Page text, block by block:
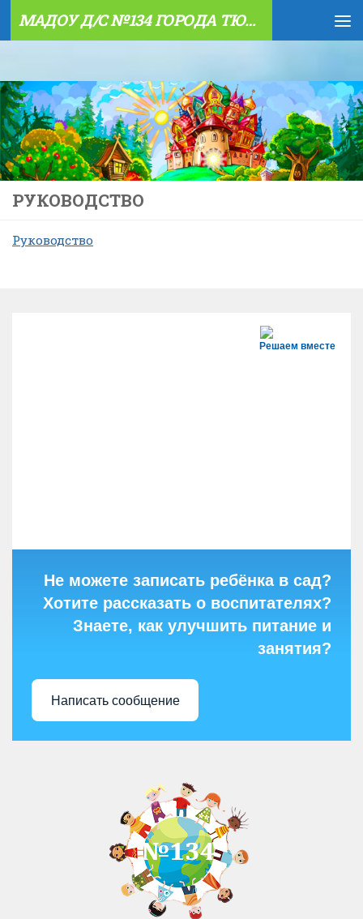
Skip to content МАДОУ Д/С №134 ГОРОДА ТЮМЕНИ
РУКОВОДСТВО
Руководство
Решаем вместе
Не можете записать ребёнка в сад?
Хотите рассказать о воспитателях?
Знаете, как улучшить питание и
занятия?
Написать сообщение